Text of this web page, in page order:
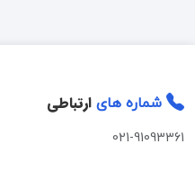
شماره های ارتباطی
021-91093361